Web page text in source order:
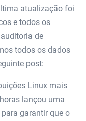
atualização foi
e todos os
de
todos os dados
post:
Linux mais
lançou uma
garantir que o